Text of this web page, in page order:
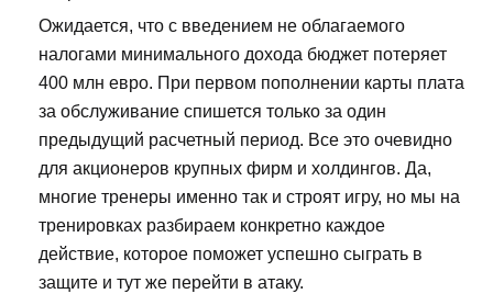
Ожидается, что с введением не облагаемого
налогами минимального дохода бюджет потеряет
400 млн евро. При первом пополнении карты плата
за обслуживание спишется только за один
предыдущий расчетный период. Все это очевидно
для акционеров крупных фирм и холдингов. Да,
многие тренеры именно так и строят игру, но мы на
тренировках разбираем конкретно каждое
действие, которое поможет успешно сыграть в
защите и тут же перейти в атаку.